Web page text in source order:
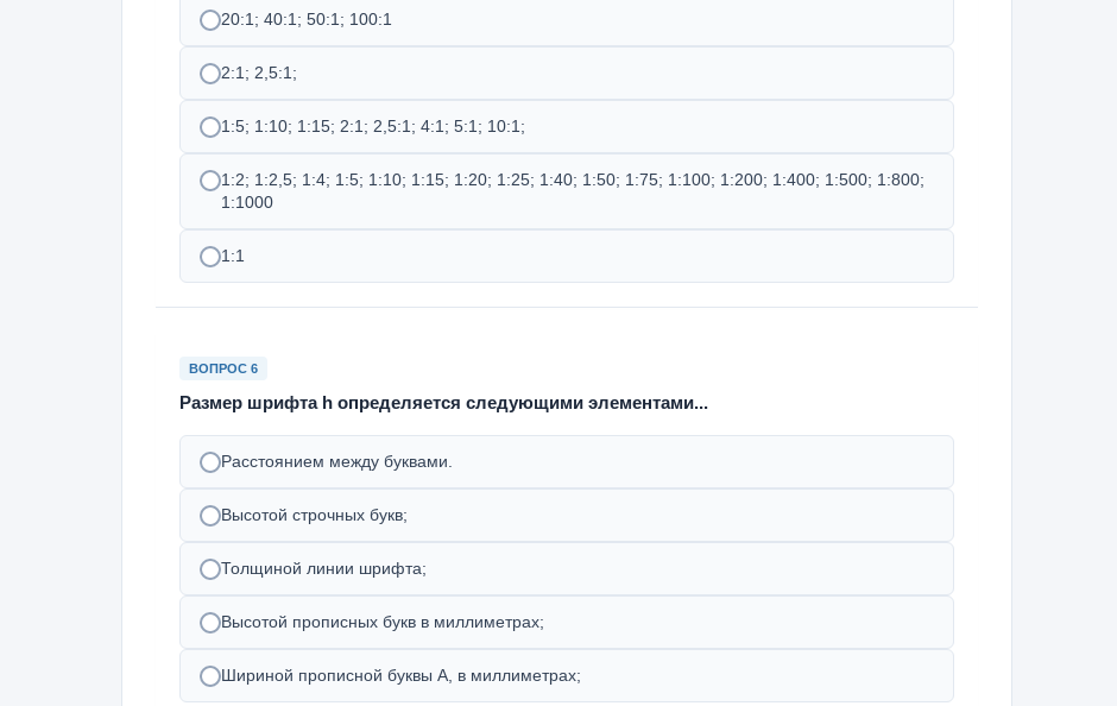
20:1; 40:1; 50:1; 100:1
2:1; 2,5:1;
1:5; 1:10; 1:15; 2:1; 2,5:1; 4:1; 5:1; 10:1;
1:2; 1:2,5; 1:4; 1:5; 1:10; 1:15; 1:20; 1:25; 1:40; 1:50; 1:75; 1:100; 1:200; 1:400; 1:500; 1:800;
1:1000
1:1
ВОПРОС 6
Размер шрифта h определяется следующими элементами...
Расстоянием между буквами.
Высотой строчных букв;
Толщиной линии шрифта;
Высотой прописных букв в миллиметрах;
Шириной прописной буквы А, в миллиметрах;